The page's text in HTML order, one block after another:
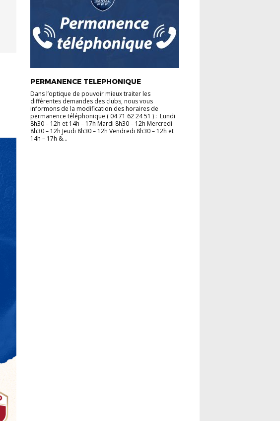
PERMANENCE TELEPHONIQUE
Dans l’optique de pouvoir mieux traiter les
différentes demandes des clubs, nous vous
informons de la modification des horaires de
permanence téléphonique ( 04 71 62 24 51 ) : Lundi
8h30 – 12h et 14h – 17h Mardi 8h30 – 12h Mercredi
8h30 – 12h Jeudi 8h30 – 12h Vendredi 8h30 – 12h et
14h – 17h &...